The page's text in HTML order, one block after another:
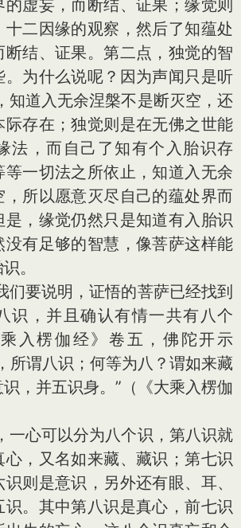
虚妄，而断结、证果；缘觉则
十二因缘的观察，然后了知蕴处
结、证果。第二点，独觉的智
。为什么说呢？因为声闻只是听
知道入无余涅槃不是断灭空，还
际存在；独觉则是在无佛之世能
法，而自己了知有个入胎识存
一切法之所依止，知道入无余
所以愿意灭尽自己的蕴处界而
是，缘觉仍然只是知道有入胎识
没有足够的智慧，像菩萨这样能
。
说明，证悟的菩萨已经找到
识，并且确认有情一共有八个
入楞伽经》卷五，佛陀开示
所谓八识；何等为八？谓如来藏
，并五识身。”（《大乘入楞伽
心可以分为八个识，第八识就
心，又名如来藏、藏识；第七识
则是意识，另外还有眼、耳、
。其中第八识是真心，前七识